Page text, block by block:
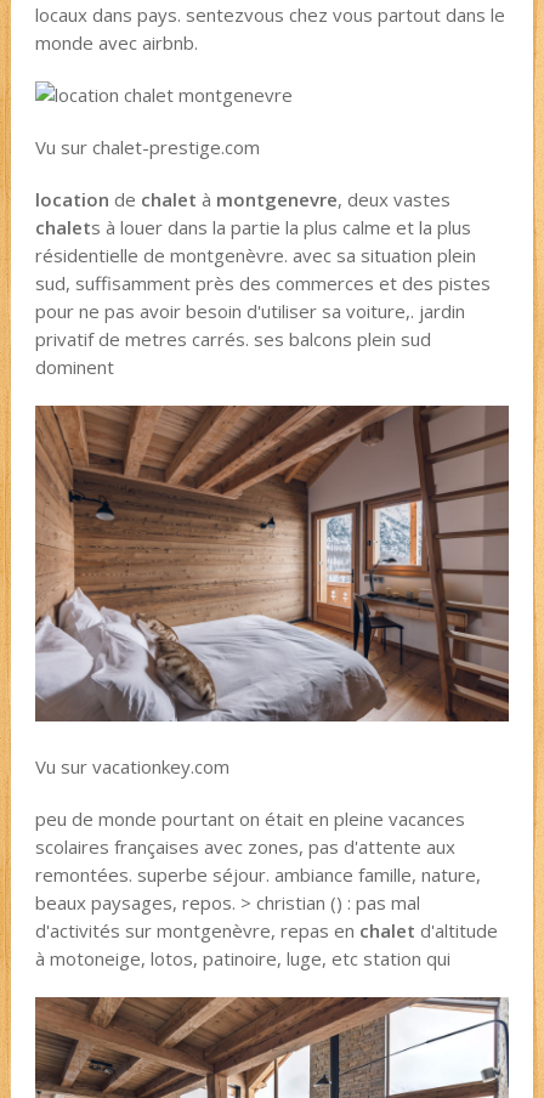
locaux dans pays. sentezvous chez vous partout dans le
monde avec airbnb.
Vu sur chalet-prestige.com
location de chalet à montgenevre, deux vastes
chalets à louer dans la partie la plus calme et la plus
résidentielle de montgenèvre. avec sa situation plein
sud, suffisamment près des commerces et des pistes
pour ne pas avoir besoin d'utiliser sa voiture,. jardin
privatif de metres carrés. ses balcons plein sud
dominent
Vu sur vacationkey.com
peu de monde pourtant on était en pleine vacances
scolaires françaises avec zones, pas d'attente aux
remontées. superbe séjour. ambiance famille, nature,
beaux paysages, repos. > christian () : pas mal
d'activités sur montgenèvre, repas en chalet d'altitude
à motoneige, lotos, patinoire, luge, etc station qui